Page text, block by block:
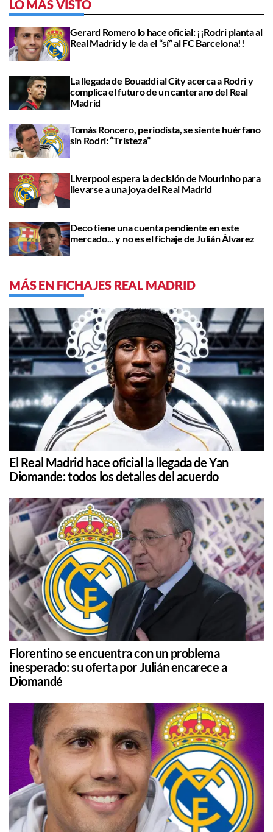
LO MÁS VISTO
Gerard Romero lo hace oficial: ¡¡Rodri planta al
Real Madrid y le da el “sí” al FC Barcelona!!
La llegada de Bouaddi al City acerca a Rodri y
complica el futuro de un canterano del Real
Madrid
Tomás Roncero, periodista, se siente huérfano
sin Rodri: “Tristeza”
Liverpool espera la decisión de Mourinho para
llevarse a una joya del Real Madrid
Deco tiene una cuenta pendiente en este
mercado... y no es el fichaje de Julián Álvarez
MÁS EN FICHAJES REAL MADRID
El Real Madrid hace oficial la llegada de Yan
Diomande: todos los detalles del acuerdo
Florentino se encuentra con un problema
inesperado: su oferta por Julián encarece a
Diomandé